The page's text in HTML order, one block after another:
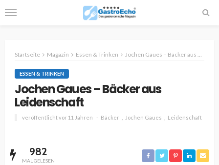
Startseite Magazin Essen & Trinken Jochen Gaues – Bäcker aus Leidenschaft
ESSEN & TRINKEN
Jochen Gaues – Bäcker aus
Leidenschaft
veröffentlicht vor 11 Jahren Bäcker Jochen Gaues Leidenschaft
982
MAL GELESEN